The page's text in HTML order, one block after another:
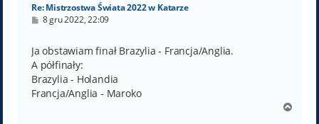
Re: Mistrzostwa Świata 2022 w Katarze
P
t
8 gru 2022, 22:09
Ja obstawiam finał Brazylia - Francja/Anglia.
A półfinały:
Brazylia - Holandia
Francja/Anglia - Maroko